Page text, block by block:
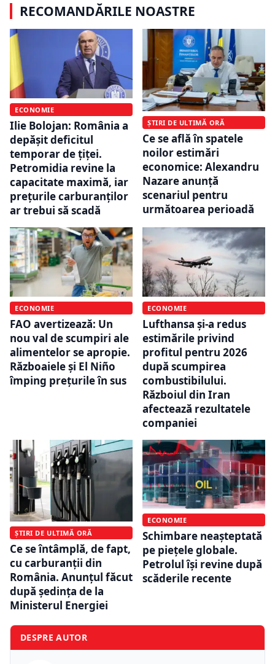
RECOMANDĂRILE NOASTRE
ECONOMIE
Ilie Bolojan: România a
depășit deficitul
temporar de țiței.
Petromidia revine la
capacitate maximă, iar
prețurile carburanților
ar trebui să scadă
ȘTIRI DE ULTIMĂ ORĂ
Ce se află în spatele
noilor estimări
economice: Alexandru
Nazare anunță
scenariul pentru
următoarea perioadă
ECONOMIE
FAO avertizează: Un
nou val de scumpiri ale
alimentelor se apropie.
Războaiele și El Niño
împing prețurile în sus
ECONOMIE
Lufthansa și-a redus
estimările privind
profitul pentru 2026
după scumpirea
combustibilului.
Războiul din Iran
afectează rezultatele
companiei
ȘTIRI DE ULTIMĂ ORĂ
Ce se întâmplă, de fapt,
cu carburanții din
România. Anunțul făcut
după ședința de la
Ministerul Energiei
ECONOMIE
Schimbare neașteptată
pe piețele globale.
Petrolul își revine după
scăderile recente
DESPRE AUTOR